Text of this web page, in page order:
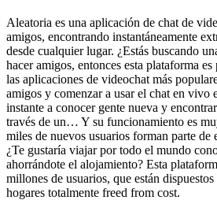
Aleatoria es una aplicación de chat de
amigos, encontrando instantáneamente
desde cualquier lugar. ¿Estás buscando
hacer amigos, entonces esta plataforma
las aplicaciones de videochat más
amigos y comenzar a usar el chat en vivo
instante a conocer gente nueva y
través de un… Y su funcionamiento es
miles de nuevos usuarios forman parte de
¿Te gustaría viajar por todo el mundo
ahorrándote el alojamiento? Esta
millones de usuarios, que están
hogares totalmente freed from cost.